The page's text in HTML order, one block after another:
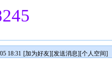
18:31 [加为好友][发送消息][个人空间]